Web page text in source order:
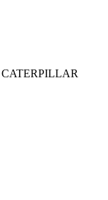
CATERPILLAR